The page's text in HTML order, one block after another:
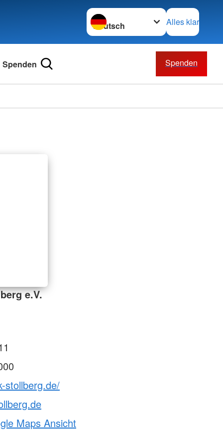
Sprache wechseln zu
Alles klar
Spenden Spenden
e.V.
stollberg.de/
Maps Ansicht